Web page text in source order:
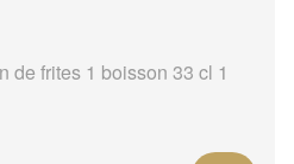
de frites 1 boisson 33 cl 1